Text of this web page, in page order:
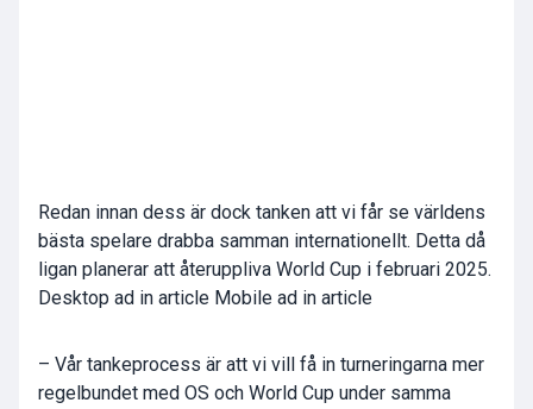
Redan innan dess är dock tanken att vi får se världens
bästa spelare drabba samman internationellt. Detta då
ligan planerar att återuppliva World Cup i februari 2025.
Desktop ad in article Mobile ad in article
– Vår tankeprocess är att vi vill få in turneringarna mer
regelbundet med OS och World Cup under samma